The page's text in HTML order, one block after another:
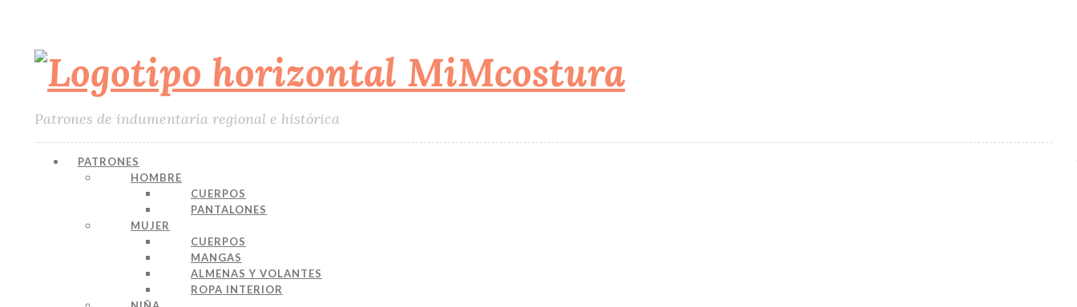
Patrones de indumentaria regional e histórica
PATRONES
HOMBRE
CUERPOS
PANTALONES
MUJER
CUERPOS
MANGAS
ALMENAS Y VOLANTES
ROPA INTERIOR